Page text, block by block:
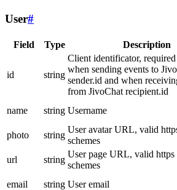
User#
Field Type Description
id string
Client identificator, required
when sending events to
sender.id and when
from JivoChat recipient.id
name string Username
photo
string
User avatar URL, valid
schemes
url
string
User page URL, valid https
schemes
email
string User email